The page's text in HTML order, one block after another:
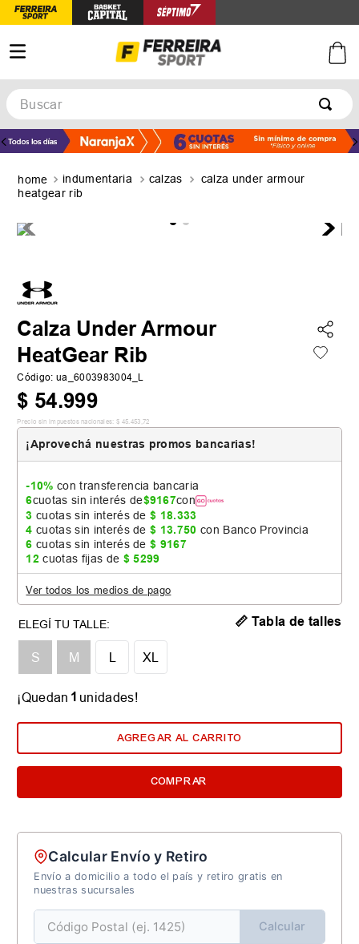
Buscar
indumentaria calzas
calza under armour
heatgear rib
Calza Under Armour
HeatGear Rib
Código: ua_6003983004_L
$ 54.999
Precio sin impuestos nacionales: $ 45.453 ,72
¡Aprovechá nuestras promos bancarias!
-10% con transferencia bancaria
6cuotas sin interés de$9167con
3 cuotas sin interés de$ 18.333
4 cuotas sin interés de$ 13.750 con Banco Provincia
6 cuotas sin interés de$ 9167
12 cuotas fijas de $ 5299
Ver todos los medios de pago
S L
M XL
📏 Tabla de talles
¡Quedan 1 unidades!
AGREGAR AL CARRITO
COMPRAR
Calcular Envío y Retiro
Envío a domicilio a todo el país y retiro gratis en
nuestras sucursales
Calcular
TÉRMINOS MÁS BUSCADOS
2.
zapatillas